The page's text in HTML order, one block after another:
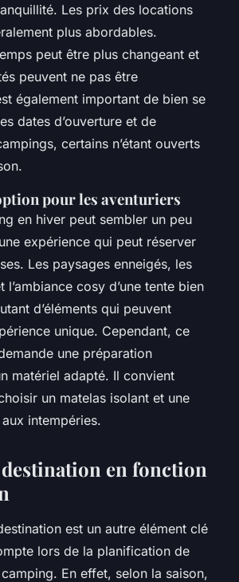
Les prix des locations
plus abordables.
peut être plus changeant et
peuvent ne pas être
également important de bien se
dates d’ouverture et de
certains n’étant ouverts
pour les aventuriers
en hiver peut sembler un peu
expérience qui peut réserver
Les paysages enneigés, les
l’ambiance cosy d’une tente bien
d’éléments qui peuvent
unique. Cependant, ce
une préparation
matériel adapté. Il convient
un matelas isolant et une
intempéries.
en fonction
est un autre élément clé
lors de la planification de
En effet, selon la saison,